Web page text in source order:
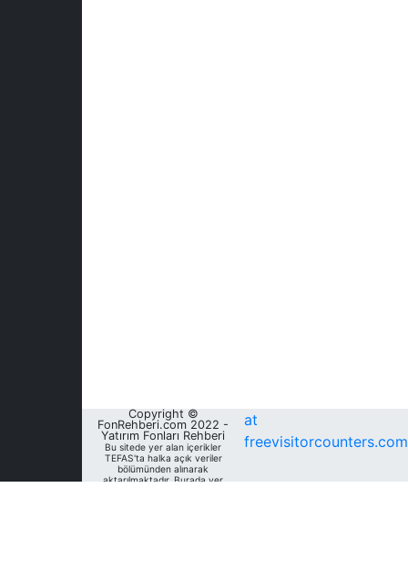
Copyright ©
FonRehberi.com 2022 -
Yatırım Fonları Rehberi
Bu sitede yer alan içerikler
TEFAS'ta halka açık veriler
bölümünden alınarak
aktarılmaktadır. Burada yer
at
freevisitorcounters.com